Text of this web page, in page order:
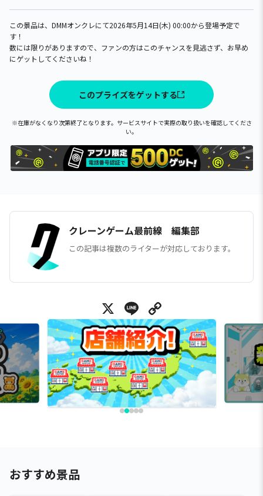
この景品は、DMMオンクレにて2026年5月14日(木) 00:00から登場予定で
す！
数には限りがありますので、ファンの方はこのチャンスを見逃さず、お早め
にゲットしてくださいね！
このプライズをゲットする
※在庫がなくなり次第終了となります。サービスサイトで実際の取り扱いを確認してくださ
い。
クレーンゲーム最前線 編集部
この記事は複数のライターが対応しております。
X Line
おすすめ景品